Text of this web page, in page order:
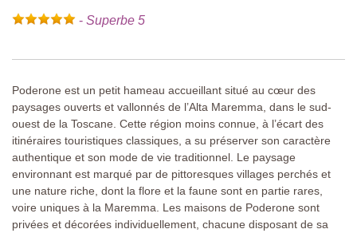
- Superbe 5
Poderone est un petit hameau accueillant situé au cœur des
paysages ouverts et vallonnés de l’Alta Maremma, dans le sud-
ouest de la Toscane. Cette région moins connue, à l’écart des
itinéraires touristiques classiques, a su préserver son caractère
authentique et son mode de vie traditionnel. Le paysage
environnant est marqué par de pittoresques villages perchés et
une nature riche, dont la flore et la faune sont en partie rares,
voire uniques à la Maremma. Les maisons de Poderone sont
privées et décorées individuellement, chacune disposant de sa